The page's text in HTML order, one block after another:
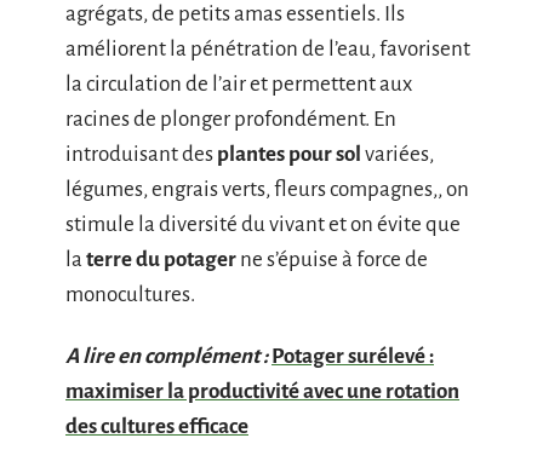
agrégats, de petits amas essentiels. Ils
améliorent la pénétration de l’eau, favorisent
la circulation de l’air et permettent aux
racines de plonger profondément. En
introduisant des plantes pour sol variées,
légumes, engrais verts, fleurs compagnes,, on
stimule la diversité du vivant et on évite que
la terre du potager ne s’épuise à force de
monocultures.
A lire en complément : Potager surélevé :
maximiser la productivité avec une rotation
des cultures efficace